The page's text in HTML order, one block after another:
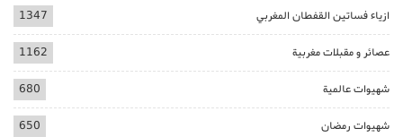
ازياء فساتين القفطان المغربي 1347
عصائر و مقبلات مغربية 1162
شهيوات عالمية 680
شهيوات رمضان 650